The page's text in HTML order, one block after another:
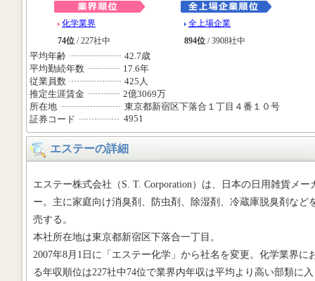
化学業界
74位 / 227社中
全上場企業
894位 / 3908社中
平均年齢
42.7歳
平均勤続年数
17.6年
従業員数
425人
推定生涯賃金
2億3069万
所在地
東京都新宿区下落合１丁目４番１０号
証券コード
4951
エステーの詳細
エステー株式会社（S. T. Corporation）は、日本の日用雑貨メー
ー。主に家庭向け消臭剤、防虫剤、除湿剤、冷蔵庫脱臭剤など
売する。
本社所在地は東京都新宿区下落合一丁目。
2007年8月1日に「エステー化学」から社名を変更。化学業界に
る年収順位は227社中74位で業界内年収は平均より高い部類に入